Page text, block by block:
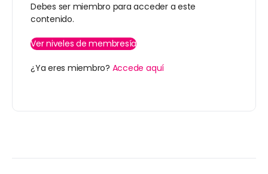
Debes ser miembro para acceder a este
contenido.
Ver niveles de membresía
¿Ya eres miembro? Accede aquí